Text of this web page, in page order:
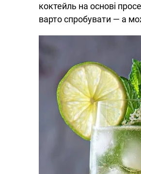
коктейль на основі
варто спробувати — а